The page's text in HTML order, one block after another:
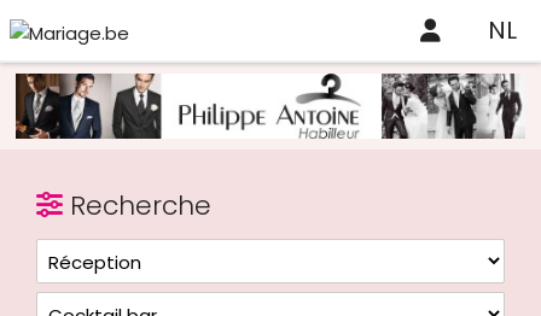
NL
Recherche